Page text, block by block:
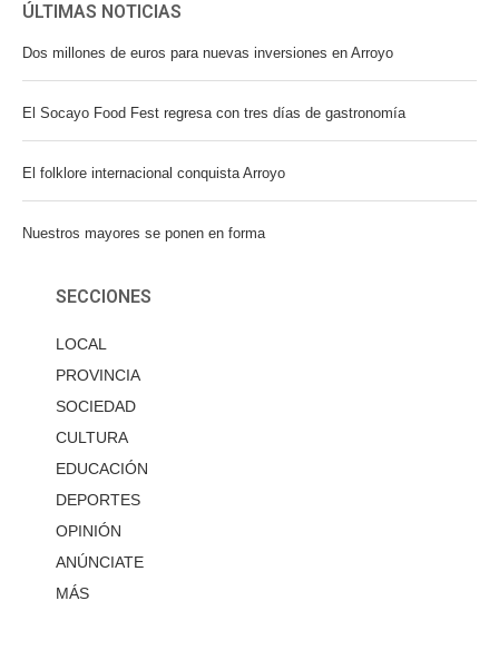
ÚLTIMAS NOTICIAS
Dos millones de euros para nuevas inversiones en Arroyo
El Socayo Food Fest regresa con tres días de gastronomía
El folklore internacional conquista Arroyo
Nuestros mayores se ponen en forma
SECCIONES
LOCAL
PROVINCIA
SOCIEDAD
CULTURA
EDUCACIÓN
DEPORTES
OPINIÓN
ANÚNCIATE
MÁS